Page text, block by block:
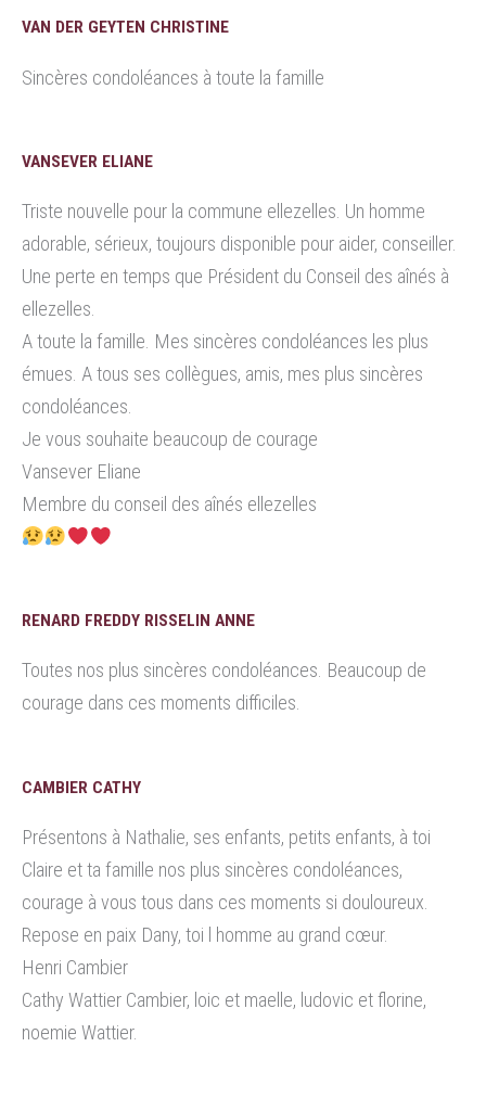
VAN DER GEYTEN CHRISTINE
Sincères condoléances à toute la famille
VANSEVER ELIANE
Triste nouvelle pour la commune ellezelles. Un homme
adorable, sérieux, toujours disponible pour aider, conseiller.
Une perte en temps que Président du Conseil des aînés à
ellezelles.
A toute la famille. Mes sincères condoléances les plus
émues. A tous ses collègues, amis, mes plus sincères
condoléances.
Je vous souhaite beaucoup de courage
Vansever Eliane
Membre du conseil des aînés ellezelles
RENARD FREDDY RISSELIN ANNE
Toutes nos plus sincères condoléances. Beaucoup de
courage dans ces moments difficiles.
CAMBIER CATHY
Présentons à Nathalie, ses enfants, petits enfants, à toi
Claire et ta famille nos plus sincères condoléances,
courage à vous tous dans ces moments si douloureux.
Repose en paix Dany, toi l homme au grand cœur.
Henri Cambier
Cathy Wattier Cambier, loic et maelle, ludovic et florine,
noemie Wattier.